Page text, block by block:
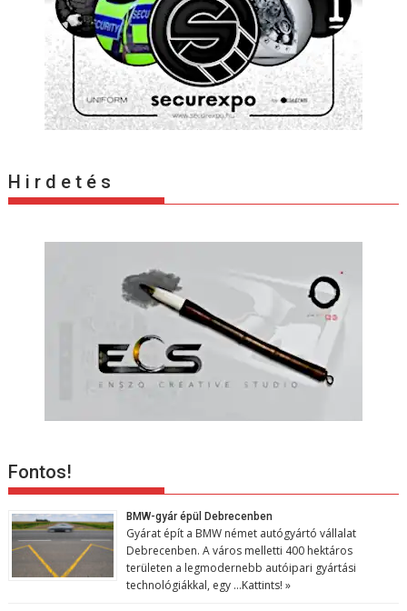
H i r d e t é s
Fontos!
BMW-gyár épül Debrecenben
Gyárat épít a BMW német autógyártó vállalat
Debrecenben. A város melletti 400 hektáros
területen a legmodernebb autóipari gyártási
technológiákkal, egy …Kattints! »